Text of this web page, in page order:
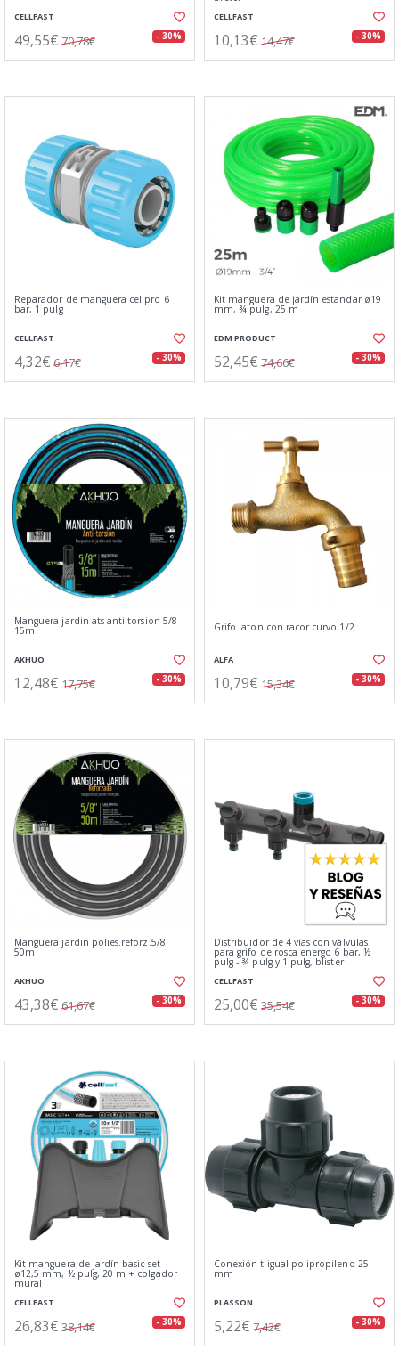
CELLFAST
49,55€ 70,78€ - 30%
CELLFAST
10,13€ 14,47€ - 30%
Reparador de manguera cellpro 6
bar, 1 pulg
CELLFAST
4,32€ 6,17€ - 30%
Kit manguera de jardín estandar ø19
mm, ¾ pulg, 25 m
EDM PRODUCT
52,45€ 74,66€ - 30%
Manguera jardin ats anti-torsion 5/8
15m
AKHUO
12,48€ 17,75€ - 30%
Grifo laton con racor curvo 1/2
ALFA
10,79€ 15,34€ - 30%
Manguera jardin polies.reforz.5/8
50m
AKHUO
43,38€ 61,67€ - 30%
Distribuidor de 4 vías con válvulas
para grifo de rosca energo 6 bar, ½
pulg - ¾ pulg y 1 pulg, blister
CELLFAST
25,00€ 35,54€ - 30%
Kit manguera de jardín basic set
ø12,5 mm, ½ pulg, 20 m + colgador
mural
CELLFAST
26,83€ 38,14€ - 30%
Conexión t igual polipropileno 25
mm
PLASSON
5,22€ 7,42€ - 30%